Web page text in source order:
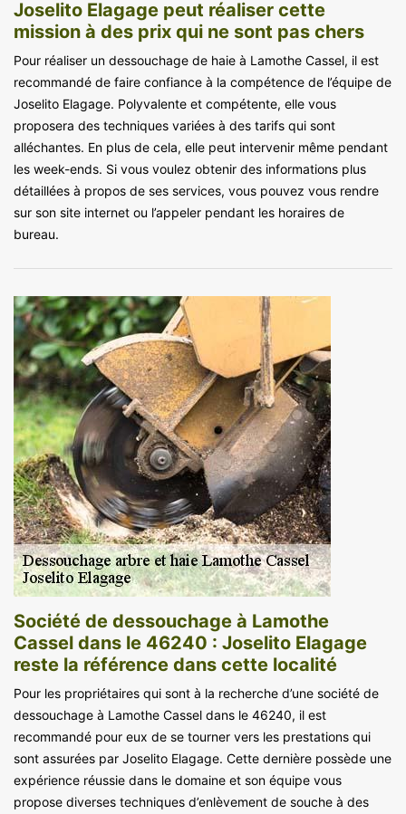
Joselito Elagage peut réaliser cette
mission à des prix qui ne sont pas chers
Pour réaliser un dessouchage de haie à Lamothe Cassel, il est
recommandé de faire confiance à la compétence de l’équipe de
Joselito Elagage. Polyvalente et compétente, elle vous
proposera des techniques variées à des tarifs qui sont
alléchantes. En plus de cela, elle peut intervenir même pendant
les week-ends. Si vous voulez obtenir des informations plus
détaillées à propos de ses services, vous pouvez vous rendre
sur son site internet ou l’appeler pendant les horaires de
bureau.
Société de dessouchage à Lamothe
Cassel dans le 46240 : Joselito Elagage
reste la référence dans cette localité
Pour les propriétaires qui sont à la recherche d’une société de
dessouchage à Lamothe Cassel dans le 46240, il est
recommandé pour eux de se tourner vers les prestations qui
sont assurées par Joselito Elagage. Cette dernière possède une
expérience réussie dans le domaine et son équipe vous
propose diverses techniques d’enlèvement de souche à des